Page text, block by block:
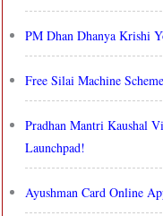
PM Dhan Dhanya Krishi
Free Silai Machine
Pradhan Mantri Kaushal
Launchpad!
Ayushman Card Online